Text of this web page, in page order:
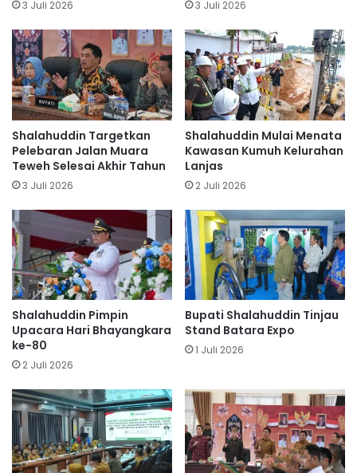
3 Juli 2026 3 Juli 2026
Shalahuddin Targetkan
Pelebaran Jalan Muara
Teweh Selesai Akhir Tahun
3 Juli 2026
Shalahuddin Mulai Menata
Kawasan Kumuh Kelurahan
Lanjas
2 Juli 2026
Shalahuddin Pimpin
Upacara Hari Bhayangkara
ke-80
2 Juli 2026
Bupati Shalahuddin Tinjau
Stand Batara Expo
1 Juli 2026